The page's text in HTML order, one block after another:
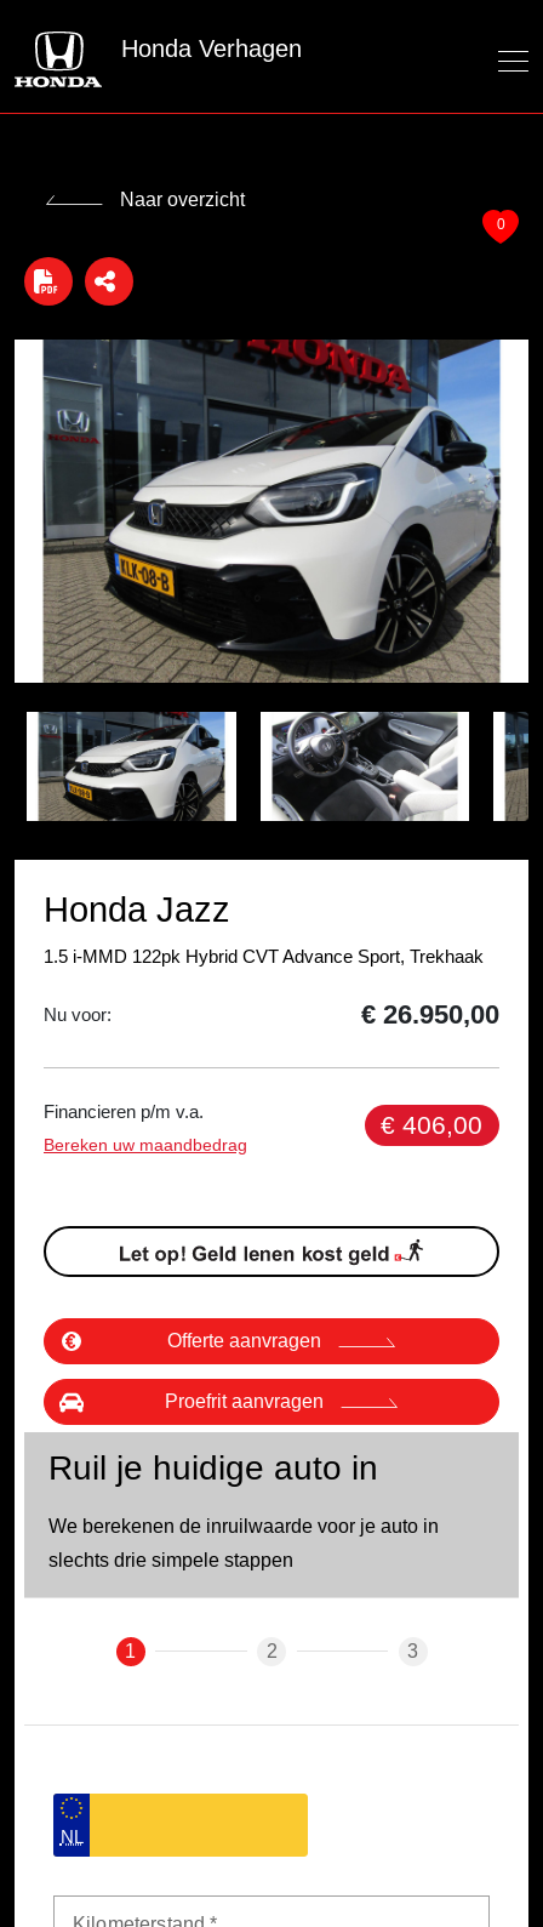
Honda Verhagen
Naar overzicht
Item
19
Item
1
Honda Jazz
1.5 i-MMD 122pk Hybrid CVT Advance Sport, Trekhaak
Nu voor: € 26.950,00
Financieren p/m v.a. € 406,00
Bereken uw maandbedrag
Offerte aanvragen
Proefrit aanvragen
0